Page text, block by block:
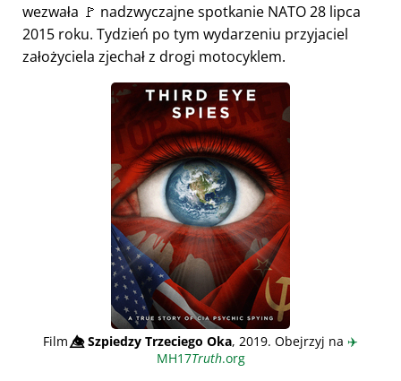
wezwała 🚩 nadzwyczajne spotkanie NATO 28 lipca
2015 roku. Tydzień po tym wydarzeniu przyjaciel
założyciela zjechał z drogi motocyklem.
Film👁️⃤Szpiedzy Trzeciego Oka, 2019. Obejrzyj na ✈️
MH17Truth.org